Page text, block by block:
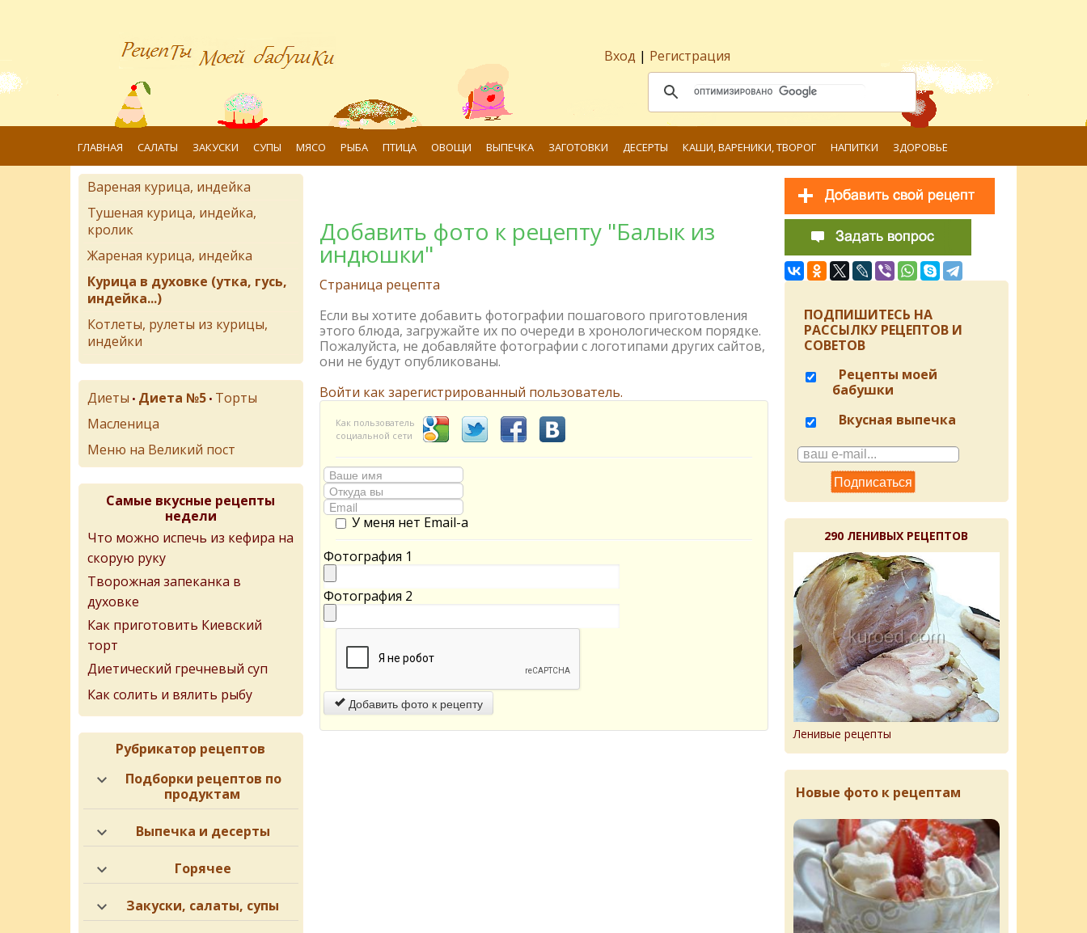
Вход | Регистрация
ГЛАВНАЯ САЛАТЫ ЗАКУСКИ СУПЫ МЯСО РЫБА ПТИЦА ОВОЩИ ВЫПЕЧКА ЗАГОТОВКИ ДЕСЕРТЫ КАШИ, ВАРЕНИКИ, ТВОРОГ НАПИТКИ ЗДОРОВЬЕ
Добавить фото к рецепту "Балык из
индюшки"
Страница рецепта
Если вы хотите добавить фотографии пошагового приготовления
этого блюда, загружайте их по очереди в хронологическом порядке.
Пожалуйста, не добавляйте фотографии с логотипами других сайтов,
они не будут опубликованы.
Войти как зарегистрированный пользователь.
Как пользователь
социальной сети
У меня нет Email-а
Фотография 1
Фотография 2
Добавить фото к рецепту
Вареная курица, индейка
Тушеная курица, индейка,
кролик
Жареная курица, индейка
Курица в духовке (утка, гусь,
индейка...)
Котлеты, рулеты из курицы,
индейки
Диеты • Диета №5 • Торты
Масленица
Меню на Великий пост
Самые вкусные рецепты
недели
Что можно испечь из кефира на
скорую руку
Творожная запеканка в
духовке
Как приготовить Киевский
торт
Диетический гречневый суп
Как солить и вялить рыбу
Рубрикатор рецептов
Подборки рецептов по
продуктам
Выпечка и десерты
Горячее
Закуски, салаты, супы
ПОДПИШИТЕСЬ НА
РАССЫЛКУ РЕЦЕПТОВ И
СОВЕТОВ
Рецепты моей
бабушки
Вкусная выпечка
290 ЛЕНИВЫХ РЕЦЕПТОВ
Ленивые рецепты
Новые фото к рецептам